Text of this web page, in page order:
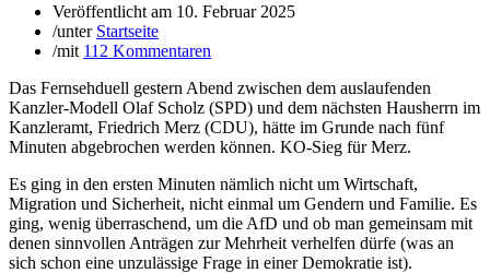
Veröffentlicht am 10. Februar 2025
/unter Startseite
/mit 112 Kommentaren
Das Fernsehduell gestern Abend zwischen dem auslaufenden
Kanzler-Modell Olaf Scholz (SPD) und dem nächsten Hausherrn im
Kanzleramt, Friedrich Merz (CDU), hätte im Grunde nach fünf
Minuten abgebrochen werden können. KO-Sieg für Merz.
Es ging in den ersten Minuten nämlich nicht um Wirtschaft,
Migration und Sicherheit, nicht einmal um Gendern und Familie. Es
ging, wenig überraschend, um die AfD und ob man gemeinsam mit
denen sinnvollen Anträgen zur Mehrheit verhelfen dürfe (was an
sich schon eine unzulässige Frage in einer Demokratie ist).